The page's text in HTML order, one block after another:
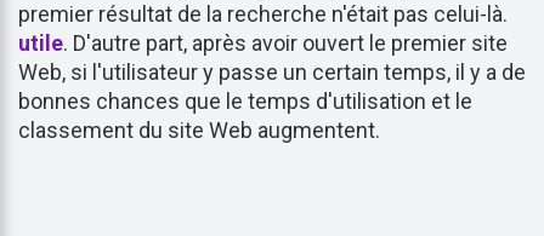
premier résultat de la recherche n'était pas celui-là.
utile. D'autre part, après avoir ouvert le premier site
Web, si l'utilisateur y passe un certain temps, il y a de
bonnes chances que le temps d'utilisation et le
classement du site Web augmentent.